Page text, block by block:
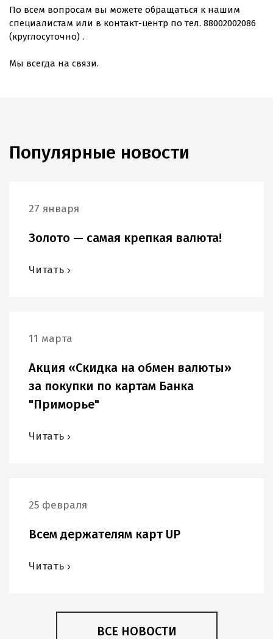
По всем вопросам вы можете обращаться к нашим
специалистам или в контакт-центр по тел. 88002002086
(круглосуточно) .
Мы всегда на связи.
Популярные новости
27 января
Золото — самая крепкая валюта!
Читать
11 марта
Акция «Скидка на обмен валюты»
за покупки по картам Банка
"Приморье"
Читать
25 февраля
Всем держателям карт UP
Читать
ВСЕ НОВОСТИ